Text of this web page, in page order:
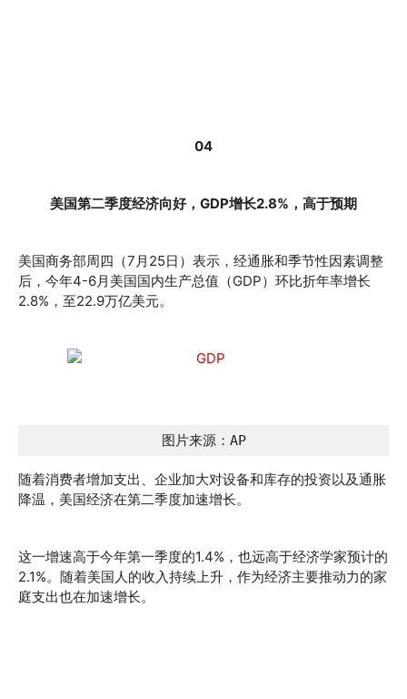
04
美国第二季度经济向好，GDP增长2.8%，高于预期
美国商务部周四（7月25日）表示，经通胀和季节性因素调整
后，今年4-6月美国国内生产总值（GDP）环比折年率增长
2.8%，至22.9万亿美元。
图片来源：AP
随着消费者增加支出、企业加大对设备和库存的投资以及通胀
降温，美国经济在第二季度加速增长。
这一增速高于今年第一季度的1.4%，也远高于经济学家预计的
2.1%。随着美国人的收入持续上升，作为经济主要推动力的家
庭支出也在加速增长。